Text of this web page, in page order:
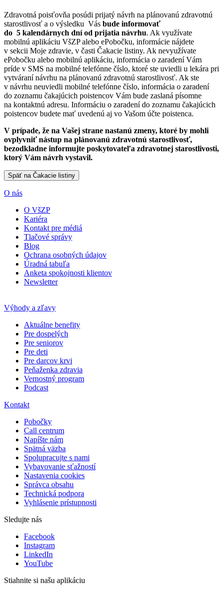
Zdravotná poisťovňa posúdi prijatý návrh na plánovanú zdravotnú
starostlivosť a o výsledku Vás bude informovať
do 5 kalendárnych dní od prijatia návrhu. Ak využívate
mobilnú aplikáciu VšZP alebo ePobočku, informácie nájdete
v sekcii Moje zdravie, v časti Čakacie listiny. Ak nevyužívate
ePobočku alebo mobilnú aplikáciu, informácia o zaradení Vám
príde v SMS na mobilné telefónne číslo, ktoré ste uviedli u lekára pri
vytváraní návrhu na plánovanú zdravotnú starostlivosť. Ak ste
v návrhu neuviedli mobilné telefónne číslo, informácia o zaradení
do zoznamu čakajúcich poistencov Vám bude zaslaná písomne
na kontaktnú adresu. Informáciu o zaradení do zoznamu čakajúcich
poistencov budete mať uvedenú aj vo Vašom účte poistenca.
V prípade, že na Vašej strane nastanú zmeny, ktoré by mohli
ovplyvniť nástup na plánovanú zdravotnú starostlivosť,
bezodkladne informujte poskytovateľa zdravotnej starostlivosti,
ktorý Vám návrh vystavil.
O nás
O VšZP
Kariéra
Kontakt pre médiá
Tlačové správy
Blog
Ochrana osobných údajov
Úradná tabuľa
Anketa spokojnosti klientov
Newsletter
Výhody a zľavy
Aktuálne benefity
Pre dospelých
Pre seniorov
Pre deti
Pre darcov krvi
Peňaženka zdravia
Vernostný program
Podcast
Kontakt
Pobočky
Call centrum
Napíšte nám
Spätná väzba
Spolupracujte s nami
Vybavovanie sťažností
Nastavenia cookies
Správca obsahu
Technická podpora
Vyhlásenie prístupnosti
Sledujte nás
Facebook
Instagram
LinkedIn
YouTube
Stiahnite si našu aplikáciu